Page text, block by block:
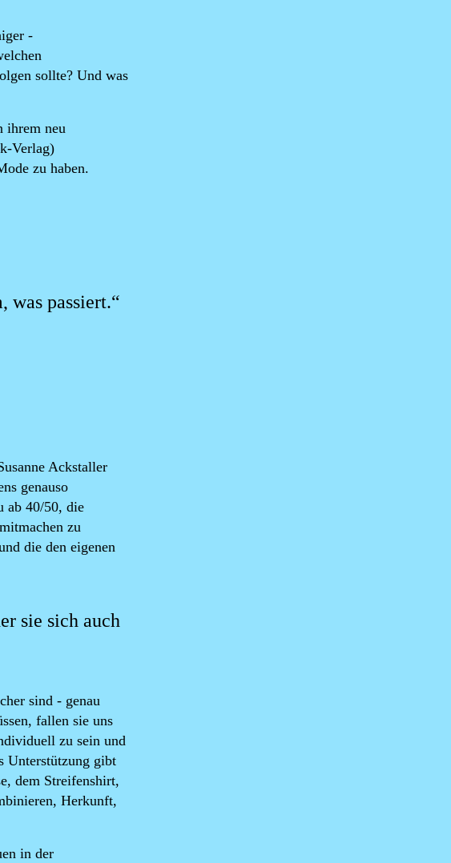
-
sollte? Und was
ihrem neu
Verlag)
zu haben.
passiert.“
Ackstaller
genauso
ab 40/50, die
zu
die den eigenen
sie sich auch
sind - genau
fallen sie uns
zu sein und
Unterstützung gibt
dem Streifenshirt,
Herkunft,
in der